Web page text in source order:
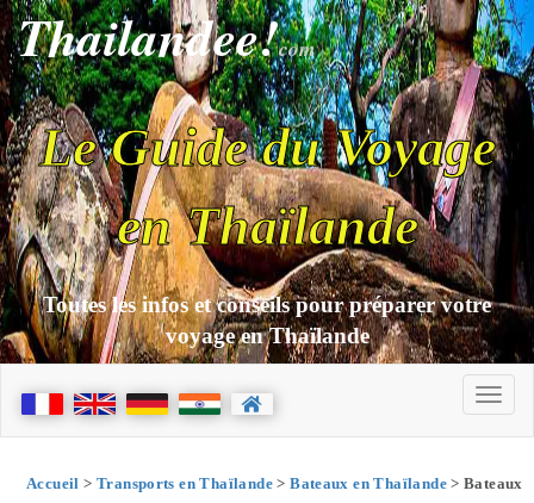
Thailandee!com
Le Guide du Voyage
en Thaïlande
Toutes les infos et conseils pour préparer votre
voyage en Thaïlande
Accueil > Transports en Thaïlande>Bateaux en Thaïlande> Bateaux